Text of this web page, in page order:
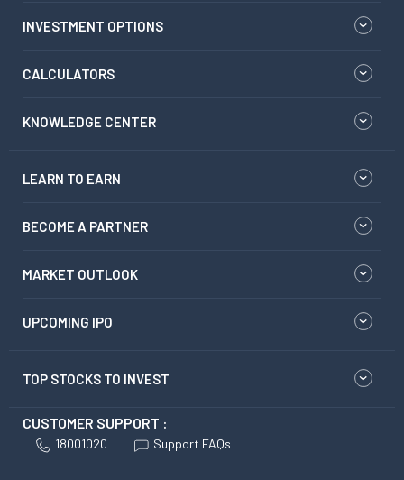
INVESTMENT OPTIONS
CALCULATORS
KNOWLEDGE CENTER
LEARN TO EARN
BECOME A PARTNER
MARKET OUTLOOK
UPCOMING IPO
TOP STOCKS TO INVEST
CUSTOMER SUPPORT :
18001020 Support FAQs